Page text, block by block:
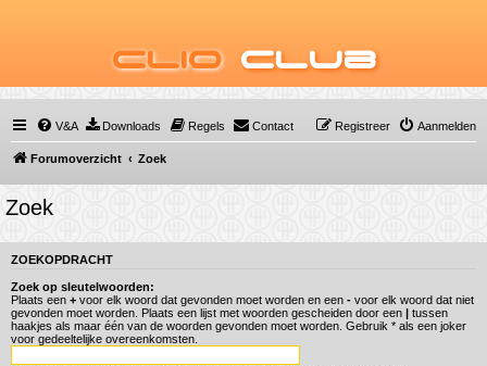
Clio Club
V&A Downloads Regels Contact Aanmelden
Registreer
Forumoverzicht Zoek
Zoek
ZOEKOPDRACHT
Zoek op sleutelwoorden:
Plaats een + voor elk woord dat gevonden moet worden en een - voor elk woord dat niet
gevonden moet worden. Plaats een lijst met woorden gescheiden door een | tussen
haakjes als maar één van de woorden gevonden moet worden. Gebruik * als een joker
voor gedeeltelijke overeenkomsten.